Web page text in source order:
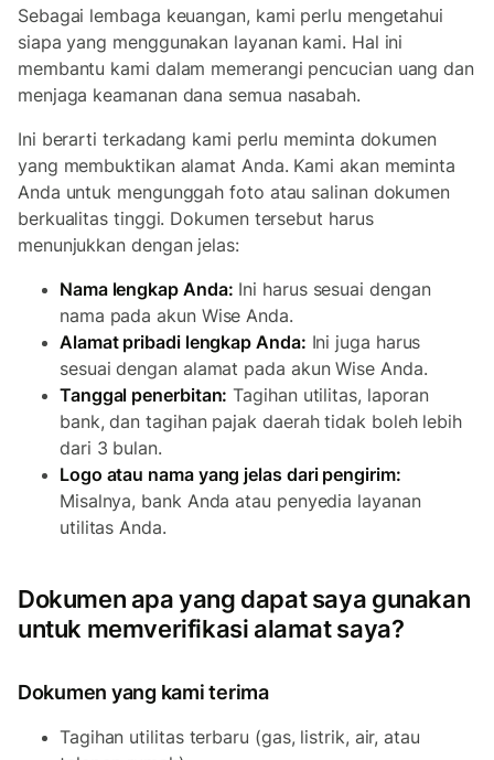
Sebagai lembaga keuangan, kami perlu mengetahui
siapa yang menggunakan layanan kami. Hal ini
membantu kami dalam memerangi pencucian uang dan
menjaga keamanan dana semua nasabah.
Ini berarti terkadang kami perlu meminta dokumen
yang membuktikan alamat Anda. Kami akan meminta
Anda untuk mengunggah foto atau salinan dokumen
berkualitas tinggi. Dokumen tersebut harus
menunjukkan dengan jelas:
Nama lengkap Anda: Ini harus sesuai dengan
nama pada akun Wise Anda.
Alamat pribadi lengkap Anda: Ini juga harus
sesuai dengan alamat pada akun Wise Anda.
Tanggal penerbitan: Tagihan utilitas, laporan
bank, dan tagihan pajak daerah tidak boleh lebih
dari 3 bulan.
Logo atau nama yang jelas dari pengirim:
Misalnya, bank Anda atau penyedia layanan
utilitas Anda.
Dokumen apa yang dapat saya gunakan
untuk memverifikasi alamat saya?
Dokumen yang kami terima
Tagihan utilitas terbaru (gas, listrik, air, atau